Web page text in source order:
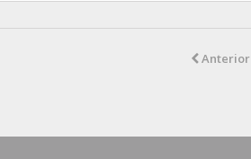
Anterior